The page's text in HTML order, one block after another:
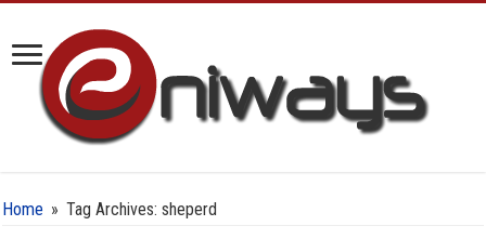
Home » Tag Archives: sheperd